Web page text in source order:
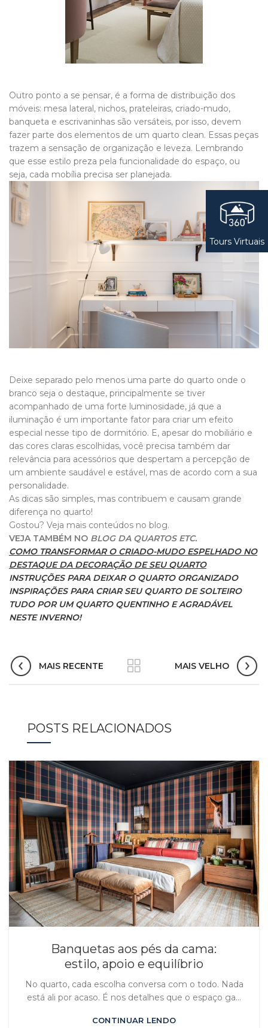
Outro ponto a se pensar, é a forma de distribuição dos
móveis: mesa lateral, nichos, prateleiras, criado-mudo,
banqueta e escrivaninhas são versáteis, por isso, devem
fazer parte dos elementos de um quarto clean. Essas peças
trazem a sensação de organização e leveza. Lembrando
que esse estilo preza pela funcionalidade do espaço, ou
seja, cada mobília precisa ser planejada.
Deixe separado pelo menos uma parte do quarto onde o
branco seja o destaque, principalmente se tiver
acompanhado de uma forte luminosidade, já que a
iluminação é um importante fator para criar um efeito
especial nesse tipo de dormitório. E, apesar do mobiliário e
das cores claras escolhidas, você precisa também dar
relevância para acessórios que despertam a percepção de
um ambiente saudável e estável, mas de acordo com a sua
personalidade.
As dicas são simples, mas contribuem e causam grande
diferença no quarto!
Gostou? Veja mais conteúdos no blog.
VEJA TAMBÉM NO BLOG DA QUARTOS ETC.
COMO TRANSFORMAR O CRIADO-MUDO ESPELHADO NO
DESTAQUE DA DECORAÇÃO DE SEU QUARTO
INSTRUÇÕES PARA DEIXAR O QUARTO ORGANIZADO
INSPIRAÇÕES PARA CRIAR SEU QUARTO DE SOLTEIRO
TUDO POR UM QUARTO QUENTINHO E AGRADÁVEL
NESTE INVERNO!
MAIS RECENTE MAIS VELHO
POSTS RELACIONADOS
Banquetas aos pés da cama:
estilo, apoio e equilíbrio
No quarto, cada escolha conversa com o todo. Nada
está ali por acaso. É nos detalhes que o espaço ga...
CONTINUAR LENDO
Tours Virtuais